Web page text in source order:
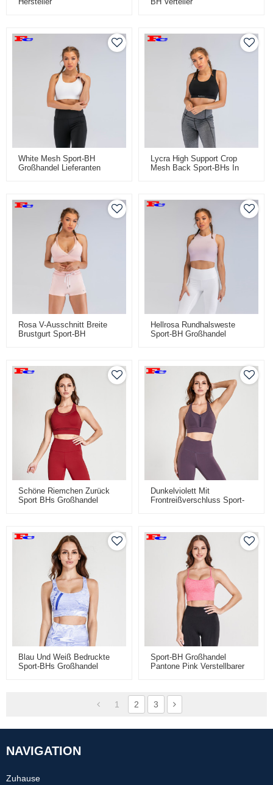
White Mesh Sport-BH
Großhandel Lieferanten
Lycra High Support Crop
Mesh Back Sport-BHs In
Rosa V-Ausschnitt Breite
Brustgurt Sport-BH
Hellrosa Rundhalsweste
Sport-BH Großhandel
Schöne Riemchen Zurück
Sport BHs Großhandel
Dunkelviolett Mit
Frontreißverschluss Sport-
Blau Und Weiß Bedruckte
Sport-BHs Großhandel
Sport-BH Großhandel
Pantone Pink Verstellbarer
1 2 3
NAVIGATION
Zuhause